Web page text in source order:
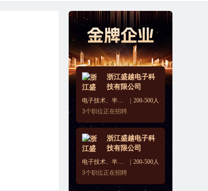
浙江盛越电子科
技有限公司
电子技术、半导体、集成电路
200-500人
3个职位正在招聘
浙江盛越电子科
技有限公司
电子技术、半导体、集成电路
200-500人
3个职位正在招聘